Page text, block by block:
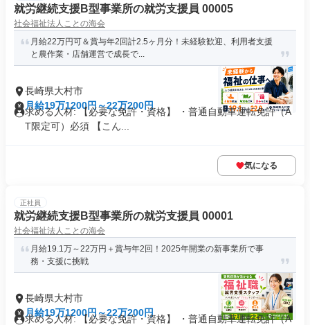
就労継続支援B型事業所の就労支援員 00005
社会福祉法人ことの海会
月給22万円可＆賞与年2回計2.5ヶ月分！未経験歓迎、利用者支援
と農作業・店舗運営で成長で...
長崎県大村市
月給19万1200円～22万200円
求める人材: 【必要な免許・資格】 ・普通自動車運転免許（A
T限定可）必須 【こん...
気になる
正社員
就労継続支援B型事業所の就労支援員 00001
社会福祉法人ことの海会
月給19.1万～22万円＋賞与年2回！2025年開業の新事業所で事
務・支援に挑戦
長崎県大村市
月給19万1200円～22万200円
求める人材: 【必要な免許・資格】 ・普通自動車運転免許（A